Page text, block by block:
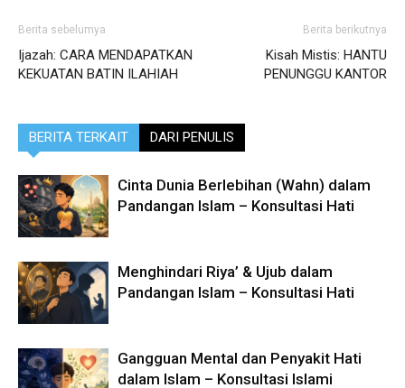
Berita sebelumya
Ijazah: CARA MENDAPATKAN
KEKUATAN BATIN ILAHIAH
Berita berikutnya
Kisah Mistis: HANTU
PENUNGGU KANTOR
BERITA TERKAIT DARI PENULIS
Cinta Dunia Berlebihan (Wahn) dalam
Pandangan Islam – Konsultasi Hati
Menghindari Riya’ & Ujub dalam
Pandangan Islam – Konsultasi Hati
Gangguan Mental dan Penyakit Hati
dalam Islam – Konsultasi Islami